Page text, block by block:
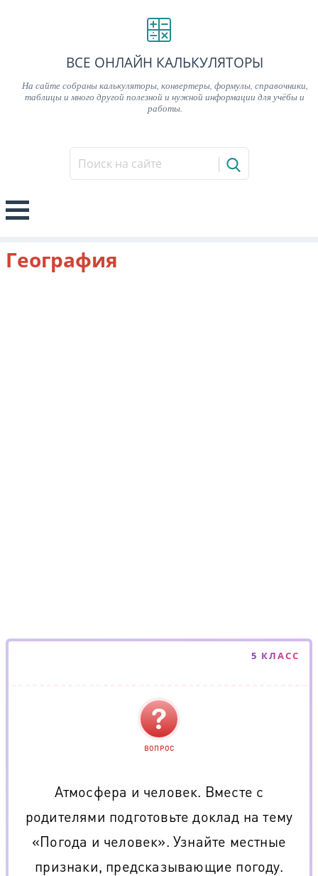
ВСЕ ОНЛАЙН КАЛЬКУЛЯТОРЫ
На сайте собраны калькуляторы, конвертеры, формулы, справочники,
таблицы и много другой полезной и нужной информации для учёбы и
работы.
География
5 КЛАСС
ВОПРОС
Атмосфера и человек. Вместе с
родителями подготовьте доклад на тему
«Погода и человек». Узнайте местные
признаки, предсказывающие погоду.